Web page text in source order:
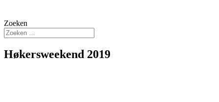
Zoeken
Høkersweekend 2019